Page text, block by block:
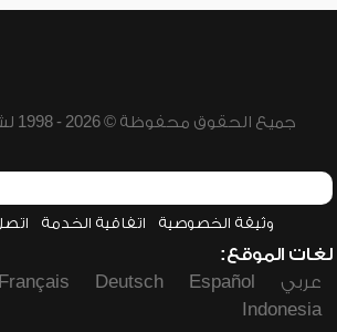
جميع الحقوق محفوظة © 2026 - 1998 لشبكة إسلام ويب
وثيقة الخصوصية اتفاقية الخدمة
لغات الموقع:
عربي
Español
Deutsch
Français
Indonesia